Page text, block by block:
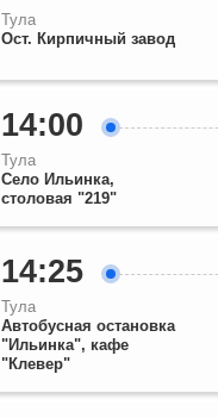
Тула
Ост. Кирпичный завод
14:00
Тула
Село Ильинка,
столовая "219"
14:25
Тула
Автобусная остановка
"Ильинка", кафе
"Клевер"